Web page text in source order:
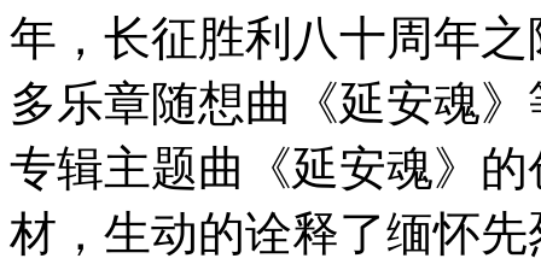
年，长征胜利八十周年
多乐章随想曲《延安魂
专辑主题曲《延安魂》
材，生动的诠释了缅怀